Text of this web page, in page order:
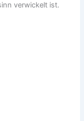
verwickelt ist.